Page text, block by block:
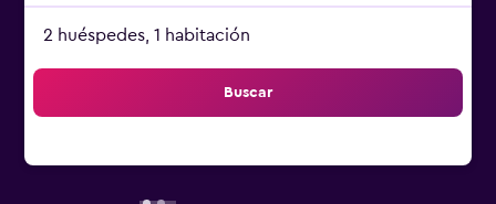
2 huéspedes, 1 habitación
Buscar